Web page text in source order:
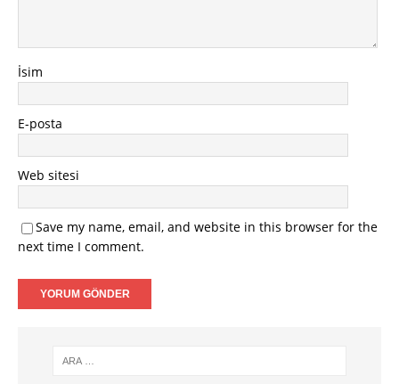
İsim
E-posta
Web sitesi
Save my name, email, and website in this browser for the
next time I comment.